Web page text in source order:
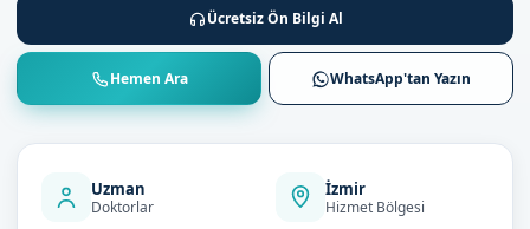
Ücretsiz Ön Bilgi Al
Hemen Ara WhatsApp'tan Yazın
Uzman
Doktorlar
İzmir
Hizmet Bölgesi